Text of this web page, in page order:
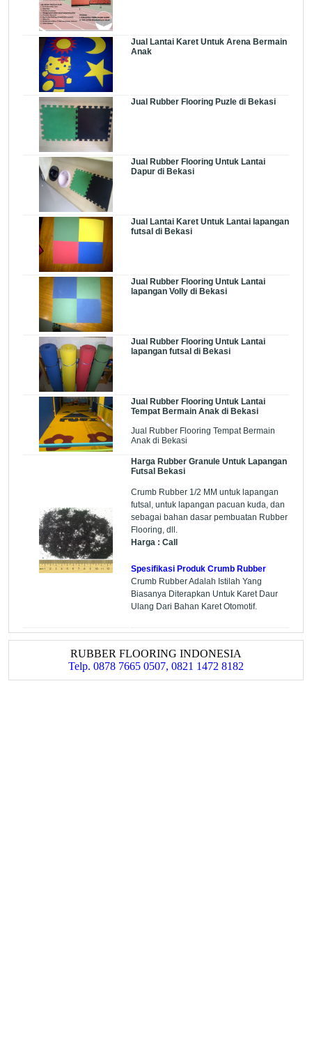
Jual Lantai Karet Untuk Arena Bermain
Anak
Jual Rubber Flooring Puzle di Bekasi
Jual Rubber Flooring Untuk Lantai
Dapur di Bekasi
Jual Lantai Karet Untuk Lantai lapangan
futsal di Bekasi
Jual Rubber Flooring Untuk Lantai
lapangan Volly di Bekasi
Jual Rubber Flooring Untuk Lantai
lapangan futsal di Bekasi
Jual Rubber Flooring Untuk Lantai
Tempat Bermain Anak di Bekasi
Jual Rubber Flooring Tempat Bermain
Anak di Bekasi
Harga Rubber Granule Untuk Lapangan
Futsal Bekasi
Crumb Rubber 1/2 MM untuk lapangan
futsal, untuk lapangan pacuan kuda, dan
sebagai bahan dasar pembuatan Rubber
Flooring, dll.
Harga : Call
Spesifikasi Produk Crumb Rubber
Crumb Rubber Adalah Istilah Yang
Biasanya Diterapkan Untuk Karet Daur
Ulang Dari Bahan Karet Otomotif.
RUBBER FLOORING INDONESIA
Telp. 0878 7665 0507, 0821 1472 8182